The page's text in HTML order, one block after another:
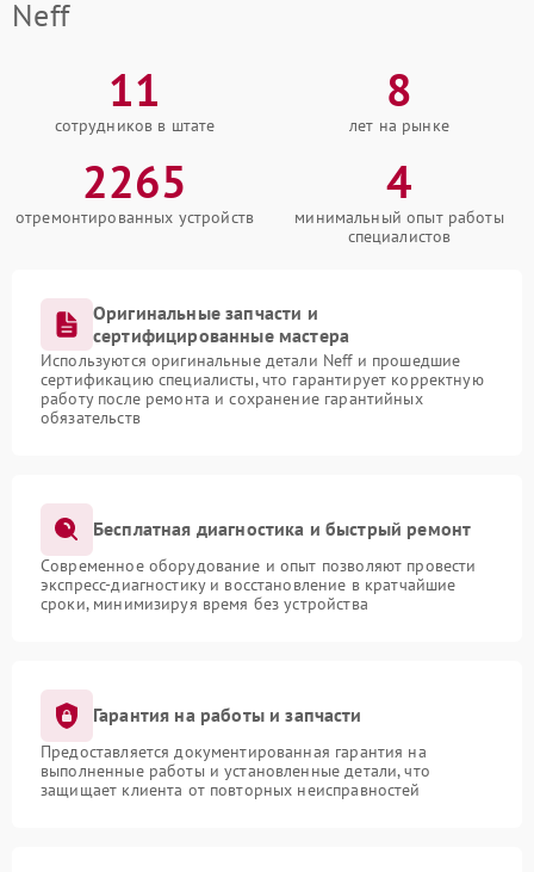
Neff
11
сотрудников в штате
8
лет на рынке
2265
отремонтированных устройств
4
минимальный опыт работы
специалистов
Оригинальные запчасти и
сертифицированные мастера
Используются оригинальные детали Neff и прошедшие
сертификацию специалисты, что гарантирует корректную
работу после ремонта и сохранение гарантийных
обязательств
Бесплатная диагностика и быстрый ремонт
Современное оборудование и опыт позволяют провести
экспресс-диагностику и восстановление в кратчайшие
сроки, минимизируя время без устройства
Гарантия на работы и запчасти
Предоставляется документированная гарантия на
выполненные работы и установленные детали, что
защищает клиента от повторных неисправностей